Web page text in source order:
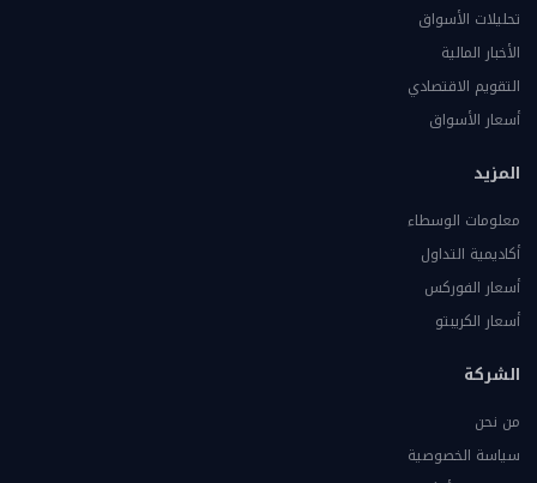
تحليلات الأسواق
الأخبار المالية
التقويم الاقتصادي
أسعار الأسواق
المزيد
معلومات الوسطاء
أكاديمية التداول
أسعار الفوركس
أسعار الكريبتو
الشركة
من نحن
سياسة الخصوصية